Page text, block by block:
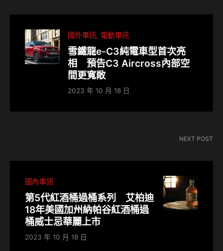
國外車訊 電動車訊
雪鐵龍e-C3純電車型首次亮
相 預告C3 Aircross內部空
間更寬敞
2023 年 10 月 18 日
NEXT POST
國內車訊
第5代紅酒桶過桶系列 艾柏迪
18年美國加州納帕谷紅酒桶過
桶威士忌華麗上市
2023 年 10 月 18 日